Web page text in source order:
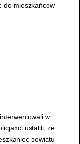
do mieszkańców
w
ustalili, że
powiatu